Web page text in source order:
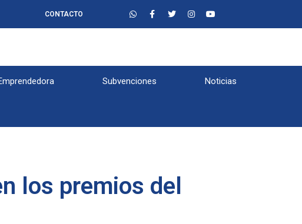
CONTACTO
Subvenciones Noticias
los premios del